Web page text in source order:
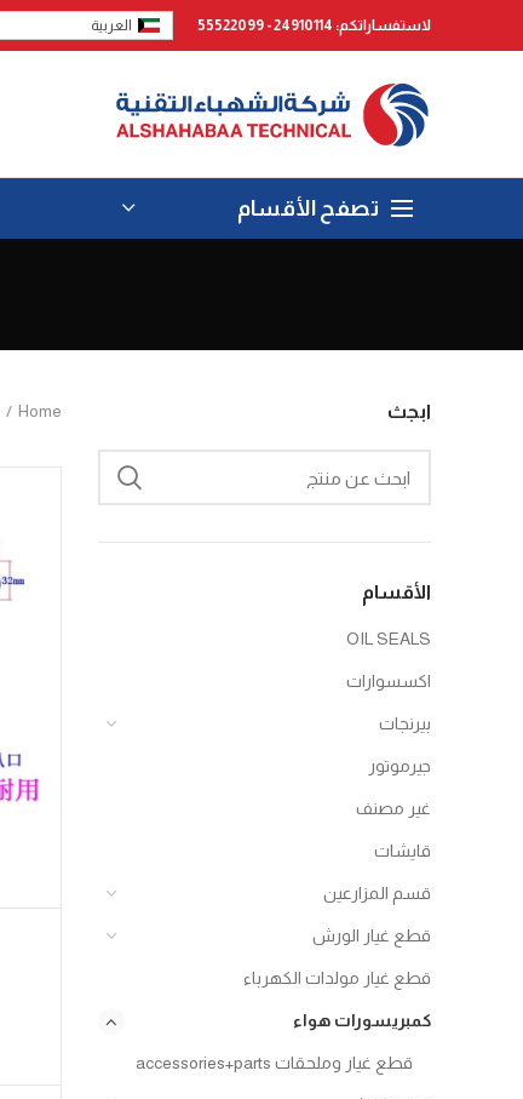
لاستفساراتكم: 24910114 - 55522099 العربية
تصفح الأقسام
ابجث
الأقسام
OIL SEALS
اكسسوارات
بيرنجات
جيرموتور
غير مصنف
قايشات
قسم المزارعين
قطع غيار الورش
قطع غيار مولدات الكهرباء
كمبريسورات هواء
قطع غيار وملحقات accessories+parts
Home